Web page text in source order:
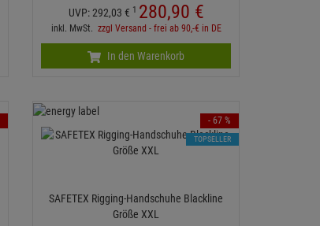
UVP:292,03 € 1 280,90 €
inkl. MwSt. zzgl Versand - frei ab 90,-€ in DE
In den Warenkorb
SAFETEX Rigging-Handschuhe Blackline
Größe XXL
- 67 %
TOPSELLER